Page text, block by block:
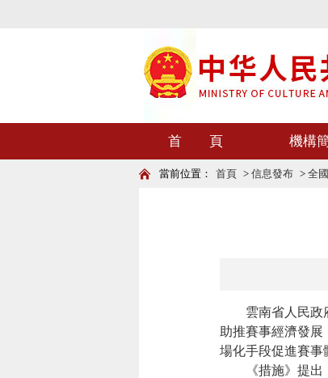
首 頁 機構
當前位置： 首頁 > 信息發布 > 全
雲南省人民政府
助推賽事經濟發
場化手段促進賽事
《措施》提出，